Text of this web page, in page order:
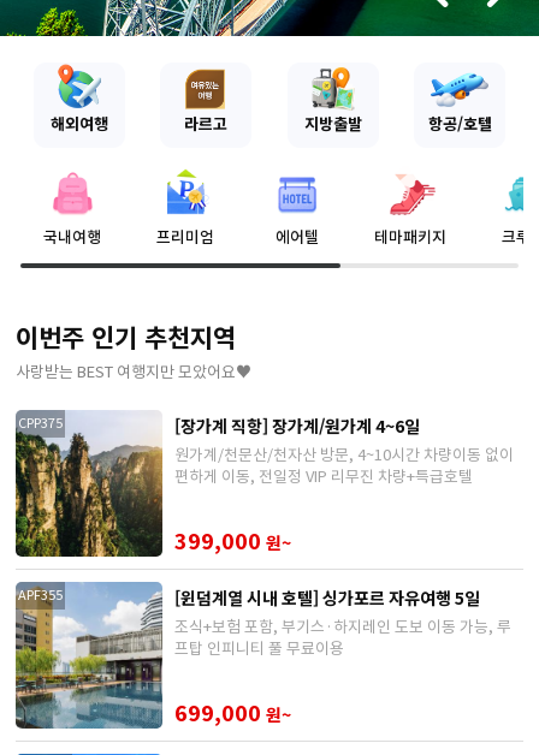
해외여행 라르고 지방출발 항공/호텔
국내여행 프리미엄 에어텔 테마패키지 크루
이번주 인기 추천지역
사랑받는 BEST 여행지만 모았어요♥
CPP375 [장가계 직항] 장가계/원가계 4~6일
원가계/천문산/천자산 방문, 4~10시간 차량이동 없이
편하게 이동, 전일정 VIP 리무진 차량+특급호텔
399,000 원~
APF355 [윈덤계열 시내 호텔] 싱가포르 자유여행 5일
조식+보험 포함, 부기스·하지레인 도보 이동 가능, 루
프탑 인피니티 풀 무료이용
699,000 원~